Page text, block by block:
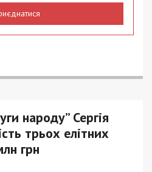
народу” Сергія
трьох елітних
грн